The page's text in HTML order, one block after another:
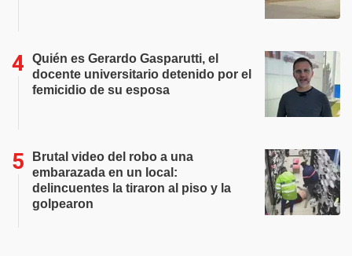
Quién es Gerardo Gasparutti, el
docente universitario detenido por el
femicidio de su esposa
Brutal video del robo a una
embarazada en un local:
delincuentes la tiraron al piso y la
golpearon